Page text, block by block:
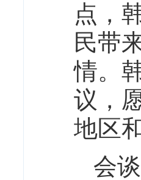
点，
民带
情。
议，
地区
会